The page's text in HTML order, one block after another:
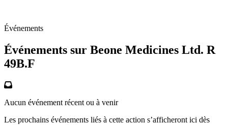
Événements
Événements sur Beone Medicines Ltd. R
49B.F
Aucun événement récent ou à venir
Les prochains événements liés à cette action s’afficheront ici dès